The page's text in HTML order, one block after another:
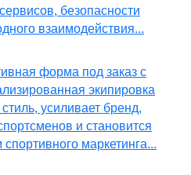
безопасности
взаимодействия...
форма под заказ с
экипировка
усиливает бренд,
и становится
маркетинга...